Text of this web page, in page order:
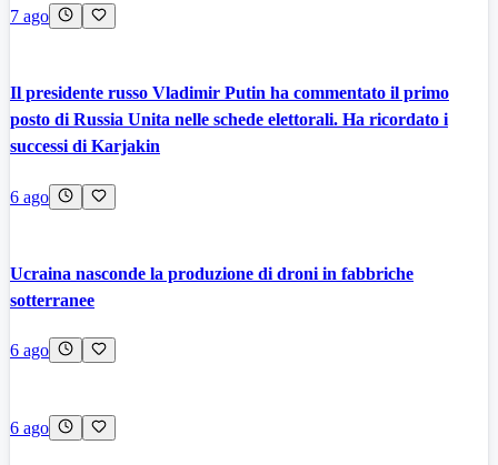
7 ago
Il presidente russo Vladimir Putin ha commentato il primo
posto di Russia Unita nelle schede elettorali. Ha ricordato i
successi di Karjakin
6 ago
Ucraina nasconde la produzione di droni in fabbriche
sotterranee
6 ago
6 ago